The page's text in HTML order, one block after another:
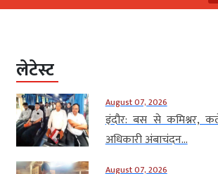
लेटेस्ट
August 07, 2026
इंदौर: बस से कमिश्नर,
अधिकारी अंबाचंदन...
August 07, 2026